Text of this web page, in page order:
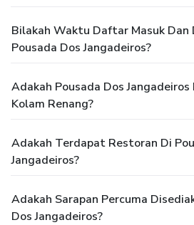
Bilakah Waktu Daftar Masuk Dan
Pousada Dos Jangadeiros?
Adakah Pousada Dos Jangadeiros
Kolam Renang?
Adakah Terdapat Restoran Di
Jangadeiros?
Adakah Sarapan Percuma
Dos Jangadeiros?